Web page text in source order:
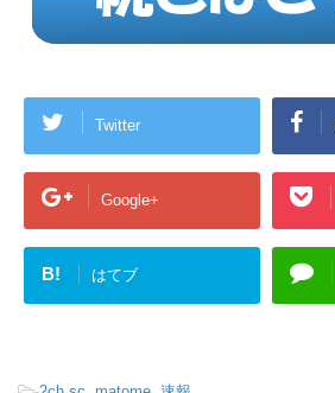
Twitter
Google+
B! はてブ